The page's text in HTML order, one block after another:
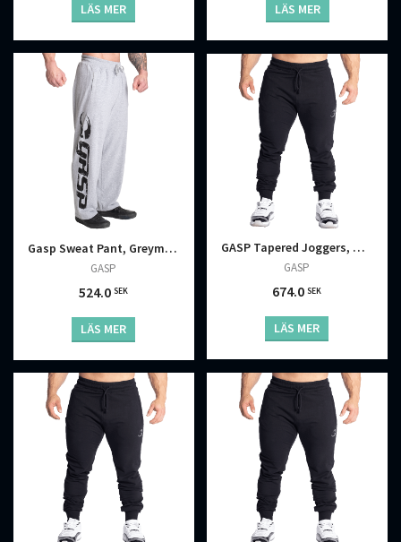
LÄS MER LÄS MER
Gasp Sweat Pant, Greymelange
GASP
524.0SEK
LÄS MER
GASP Tapered Joggers, Black
GASP
674.0SEK
LÄS MER